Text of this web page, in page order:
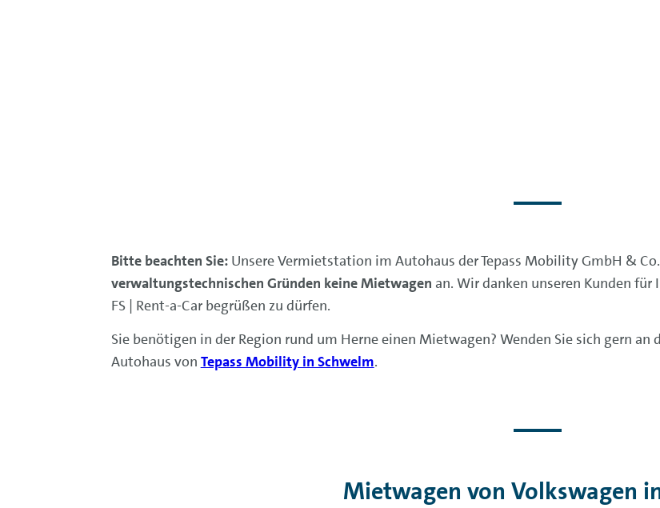
Bitte beachten Sie:Unsere Vermietstation im Autohaus der Tepass Mobility GmbH &
verwaltungstechnischen Gründen keine Mietwagen an. Wir danken unseren Kunden
FS | Rent-a-Car begrüßen zu dürfen.
Sie benötigen in der Region rund um Herne einen Mietwagen? Wenden Sie sich gern
Autohaus von Tepass Mobility in Schwelm.
Mietwagen von Volkswagen